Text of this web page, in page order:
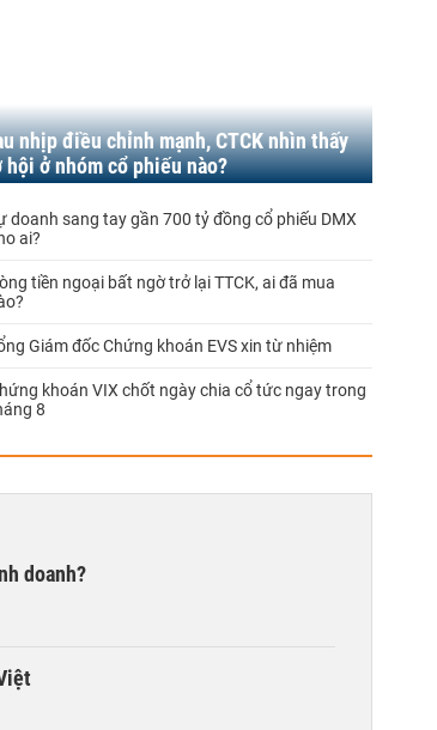
nhịp điều chỉnh mạnh, CTCK nhìn thấy
hội ở nhóm cổ phiếu nào?
doanh sang tay gần 700 tỷ đồng cổ phiếu DMX
ai?
tiền ngoại bất ngờ trở lại TTCK, ai đã mua
Giám đốc Chứng khoán EVS xin từ nhiệm
khoán VIX chốt ngày chia cổ tức ngay trong
8
doanh?